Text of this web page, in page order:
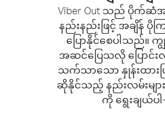
Viber Out သည် ပိုက်
နည်းနည်းဖြင့် အချိန် ပိုက
ပြောနိုင်စေပါသည်။
အဆင်ပြေသလို ပြောင်း
သက်သာသော နှုန်းထားဖြ
ဆိုနိုင်သည့် နည်းလမ်းမျ
ကို ရွေးချယ်ပါ-